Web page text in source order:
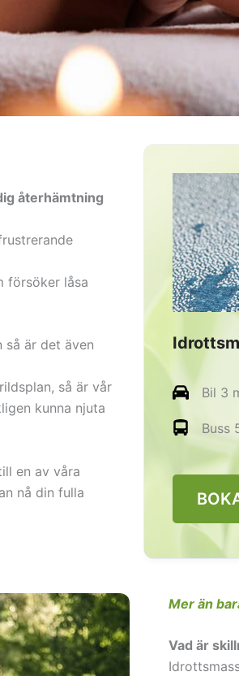
återhämtning
försöker låsa
så är det även
så är vår
kunna njuta
en av våra
nå din fulla
Bil 3
Buss
Mer än
Vad är